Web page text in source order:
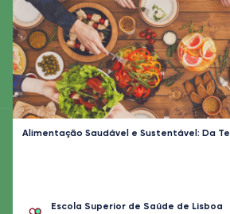
Alimentação Saudável e Sustentável: Da
Escola Superior de Saúde de Lisboa